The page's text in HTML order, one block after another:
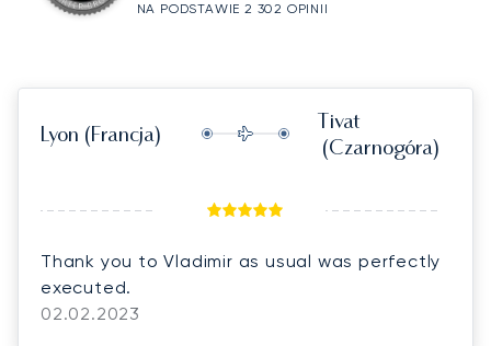
NA PODSTAWIE 2 302 OPINII
Lyon (Francja)
Tivat
(Czarnogóra)
Thank you to Vladimir as usual was perfectly
executed.
02.02.2023